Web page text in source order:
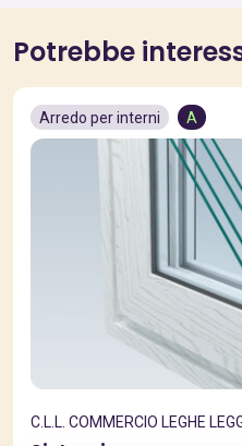
Potrebbe
Arredo per interni A
C.L.L. COMMERCIO LEGHE